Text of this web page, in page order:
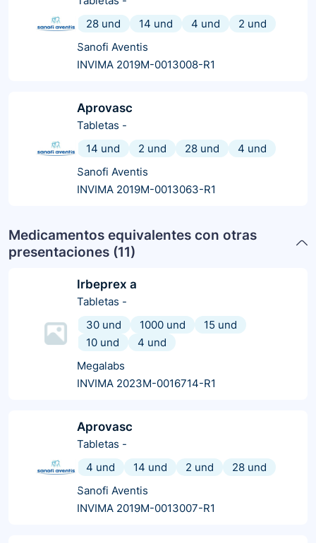
28 und
14 und 4 und
2 und
Sanofi Aventis
INVIMA 2019M-0013008-R1
Aprovasc
Tabletas -
14 und
2 und 28 und
4 und
Sanofi Aventis
INVIMA 2019M-0013063-R1
Medicamentos equivalentes con otras
presentaciones (11)
Irbeprex a
Tabletas -
30 und
1000 und
15 und
10 und
4 und
Megalabs
INVIMA 2023M-0016714-R1
Aprovasc
Tabletas -
4 und
14 und 2 und
28 und
Sanofi Aventis
INVIMA 2019M-0013007-R1